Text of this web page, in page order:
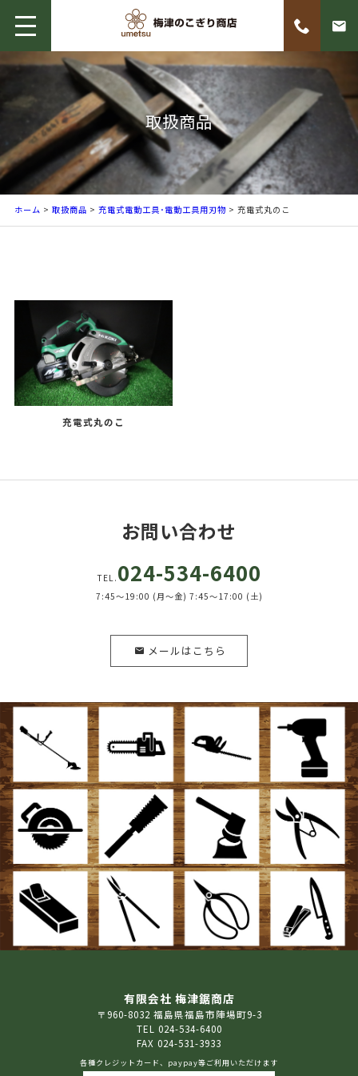
取扱商品
ホーム > 取扱商品 > 充電式電動工具･電動工具用刃物 > 充電式丸のこ
充電式丸のこ
お問い合わせ
TEL. 024-534-6400
7:45～19:00 (月～金) 7:45～17:00 (土)
メールはこちら
有限会社 梅津鋸商店
〒960-8032 福島県福島市陣場町9-3
TEL 024-534-6400
FAX 024-531-3933
各種クレジットカード、paypay等ご利用いただけます